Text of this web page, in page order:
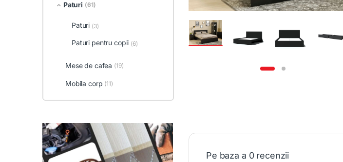
Pe baza a 0 recenzii
Paturi (61)
Paturi (3)
Paturi pentru copii (6)
Mese de cafea (19)
Mobila corp (11)